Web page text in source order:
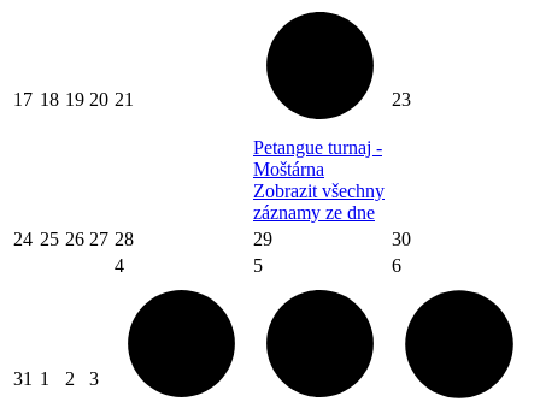
17 18 19 20 21
Petangue turnaj -
Moštárna
Zobrazit všechny
záznamy ze dne
23
24 25 26 27 28 29 30
31 1 2 3
4 5 6